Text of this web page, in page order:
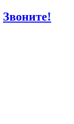
Звоните!